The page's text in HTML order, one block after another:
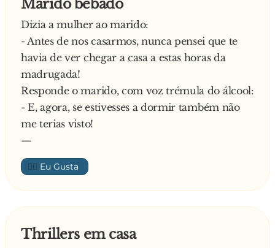
Marido bêbado
Dizia a mulher ao marido:
- Antes de nos casarmos, nunca pensei que te
havia de ver chegar a casa a estas horas da
madrugada!
Responde o marido, com voz trémula do álcool:
- E, agora, se estivesses a dormir também não
me terias visto!
—
👍🏼
Thrillers em casa